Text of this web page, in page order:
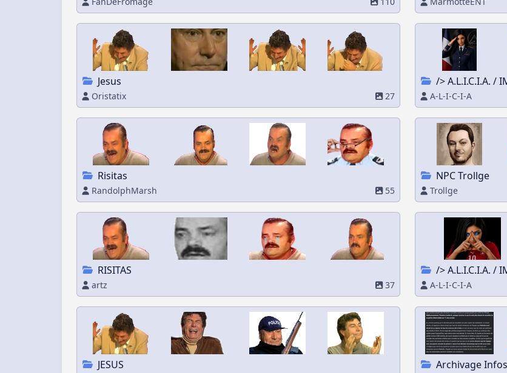
Jesus
Oristatix 27
Risitas
RandolphMarsh 55
RISITAS
artz 37
JESUS
/> A.L.I.C.I.A. /
A-L-I-C-I-A
NPC Trollge
Trollge
/> A.L.I.C.I.A. / IMG
A-L-I-C-I-A
Archivage Infos